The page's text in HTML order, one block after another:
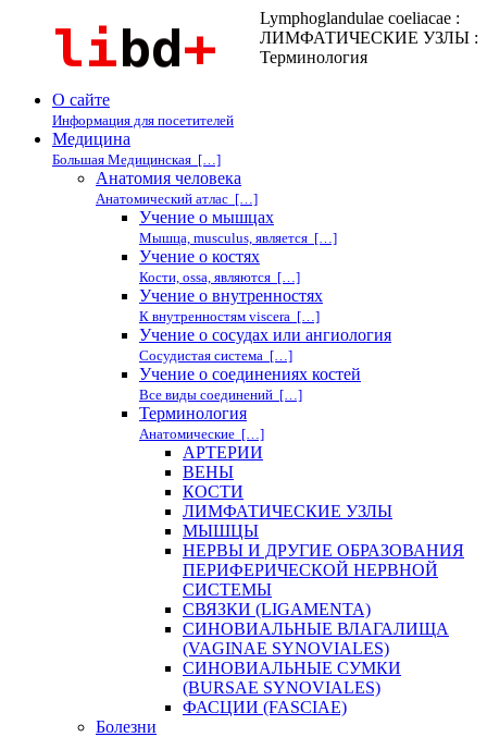
Lymphoglandulae coeliacae :
ЛИМФАТИЧЕСКИЕ УЗЛЫ :
Терминология
О сайте
Информация для посетителей
Медицина
Большая Медицинская […]
Анатомия человека
Анатомический атлас […]
Учение о мышцах
Мышца, musculus, является […]
Учение о костях
Кости, ossa, являются […]
Учение о внутренностях
К внутренностям viscera […]
Учение о сосудах или ангиология
Сосудистая система […]
Учение о соединениях костей
Все виды соединений […]
Терминология
Анатомические […]
АРТЕРИИ
ВЕНЫ
КОСТИ
ЛИМФАТИЧЕСКИЕ УЗЛЫ
МЫШЦЫ
НЕРВЫ И ДРУГИЕ ОБРАЗОВАНИЯ
ПЕРИФЕРИЧЕСКОЙ НЕРВНОЙ
СИСТЕМЫ
СВЯЗКИ (LIGAMENTA)
СИНОВИАЛЬНЫЕ ВЛАГАЛИЩА
(VAGINAE SYNOVIALES)
СИНОВИАЛЬНЫЕ СУМКИ
(BURSAE SYNOVIALES)
ФАСЦИИ (FASCIAE)
Болезни